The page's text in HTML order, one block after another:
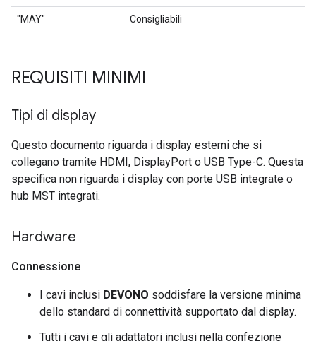
"MAY" Consigliabili
REQUISITI MINIMI
Tipi di display
Questo documento riguarda i display esterni che si
collegano tramite HDMI, DisplayPort o USB Type-C. Questa
specifica non riguarda i display con porte USB integrate o
hub MST integrati.
Hardware
Connessione
I cavi inclusi DEVONO soddisfare la versione minima
dello standard di connettività supportato dal display.
Tutti i cavi e gli adattatori inclusi nella confezione